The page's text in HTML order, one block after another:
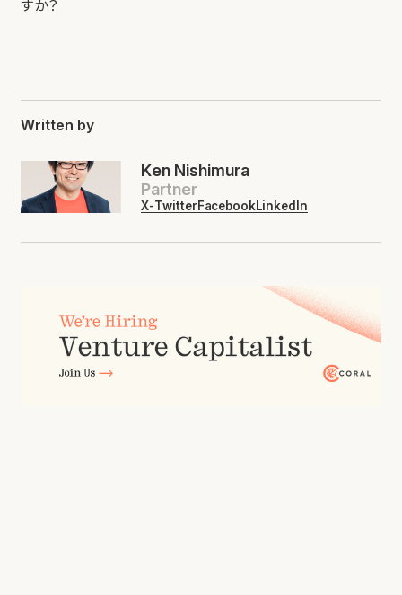
すか？
Written by
Ken Nishimura
Partner
X-TwitterFacebookLinkedIn